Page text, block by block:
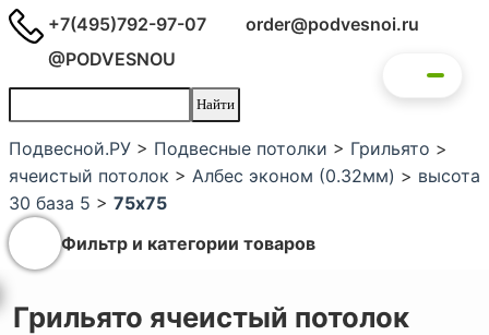
+7(495)792-97-07
order@podvesnoi.ru
@PODVESNOU
Подвесной.РУ > Подвесные потолки > Грильято >
ячеистый потолок > Албес эконом (0.32мм) > высота
30 база 5 > 75x75
Фильтр и категории товаров
Грильято ячеистый потолок